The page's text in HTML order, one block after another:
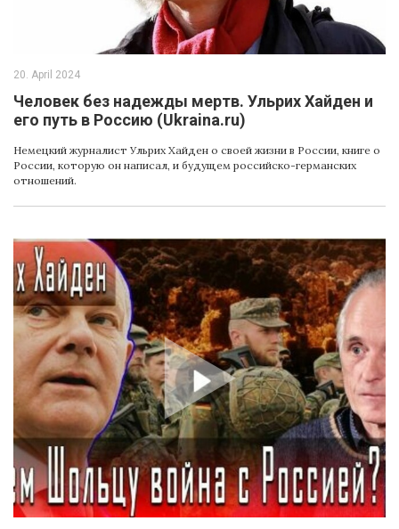
20. April 2024
Человек без надежды мертв. Ульрих Хайден и
его путь в Россию (Ukraina.ru)
Немецкий журналист Ульрих Хайден о своей жизни в России, книге о
России, которую он написал, и будущем российско-германских
отношений.